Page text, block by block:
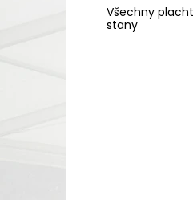
Všechny
stany